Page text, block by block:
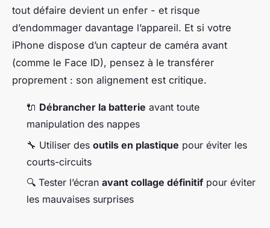
tout défaire devient un enfer - et risque
d’endommager davantage l’appareil. Et si votre
iPhone dispose d’un capteur de caméra avant
(comme le Face ID), pensez à le transférer
proprement : son alignement est critique.
🔌 Débrancher la batterie avant toute
manipulation des nappes
🔧 Utiliser des outils en plastique pour éviter les
courts-circuits
🔍 Tester l’écran avant collage définitif pour éviter
les mauvaises surprises